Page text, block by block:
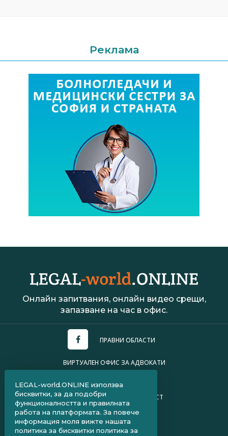
Реклама
Онлайн запитвания, онлайн видео срещи,
запазване на час в офис.
ПРАВНИ ОБЛАСТИ
ВИРТУАЛЕН ОФИС ЗА АДВОКАТИ
ПОЛИТИКА ЗА ПОВЕРИТЕЛНОСТ
ЧЗВ ЗА КЛИЕНТИ
ЧЗВ ЗА АДВОКАТИ
LEGAL-world.ONLINE използва
бисквитки, за да подобри
функционалността и правилната
работа на платформата. За повече
информация моля вижте нашата
политика за бисквитки политика за